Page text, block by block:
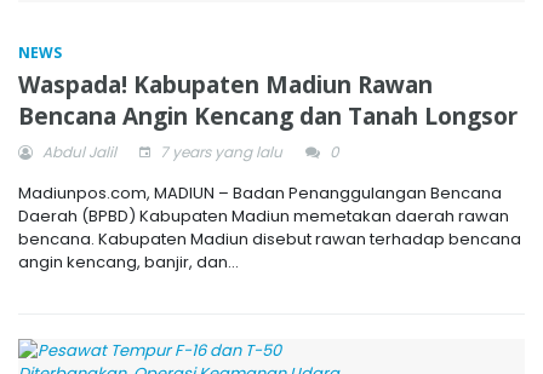
NEWS
Waspada! Kabupaten Madiun Rawan
Bencana Angin Kencang dan Tanah Longsor
Abdul Jalil 7 years yang lalu 0
Madiunpos.com, MADIUN – Badan Penanggulangan Bencana
Daerah (BPBD) Kabupaten Madiun memetakan daerah rawan
bencana. Kabupaten Madiun disebut rawan terhadap bencana
angin kencang, banjir, dan...